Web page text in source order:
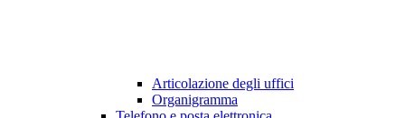
Articolazione degli uffici
Organigramma